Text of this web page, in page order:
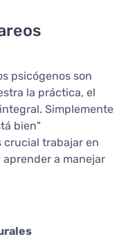
psicógenos son
la práctica, el
Simplemente
bien"
crucial trabajar en
a manejar